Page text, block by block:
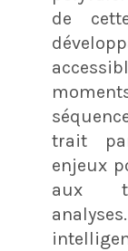
de
trait
enjeux
aux
analyses